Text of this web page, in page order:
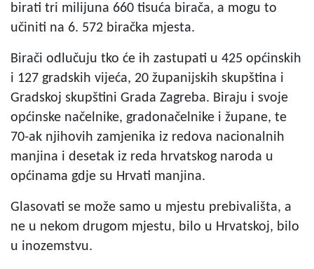
birati tri milijuna 660 tisuća birača, a mogu to
učiniti na 6. 572 biračka mjesta.
Birači odlučuju tko će ih zastupati u 425 općinskih
i 127 gradskih vijeća, 20 županijskih skupština i
Gradskoj skupštini Grada Zagreba. Biraju i svoje
općinske načelnike, gradonačelnike i župane, te
70-ak njihovih zamjenika iz redova nacionalnih
manjina i desetak iz reda hrvatskog naroda u
općinama gdje su Hrvati manjina.
Glasovati se može samo u mjestu prebivališta, a
ne u nekom drugom mjestu, bilo u Hrvatskoj, bilo
u inozemstvu.